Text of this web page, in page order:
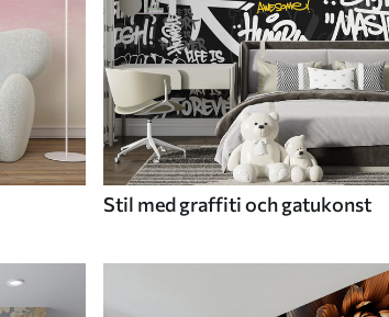
Stil med graffiti och gatukonst